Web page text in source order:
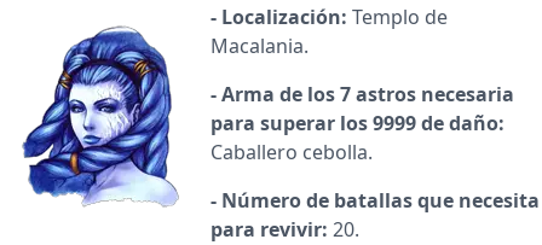
- Localización: Templo de
Macalania.
- Arma de los 7 astros necesaria
para superar los 9999 de daño:
Caballero cebolla.
- Número de batallas que necesita
para revivir: 20.